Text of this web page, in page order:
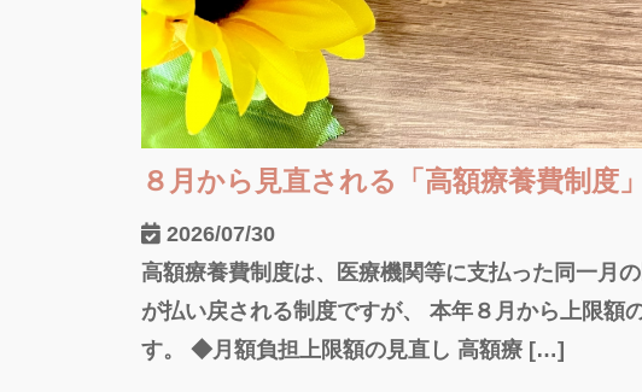
８月から見直される「高額療養費制度」
2026/07/30
高額療養費制度は、医療機関等に支払った同一月
が払い戻される制度ですが、 本年８月から上限額
す。 ◆月額負担上限額の見直し 高額療 […]